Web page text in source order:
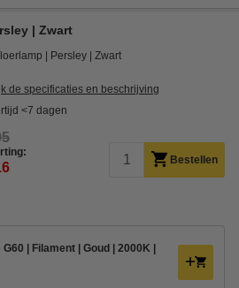
| Zwart
Persley Zwart
de specificaties en beschrijving
<7 dagen
Bestellen
| Filament | Goud | 2000K |